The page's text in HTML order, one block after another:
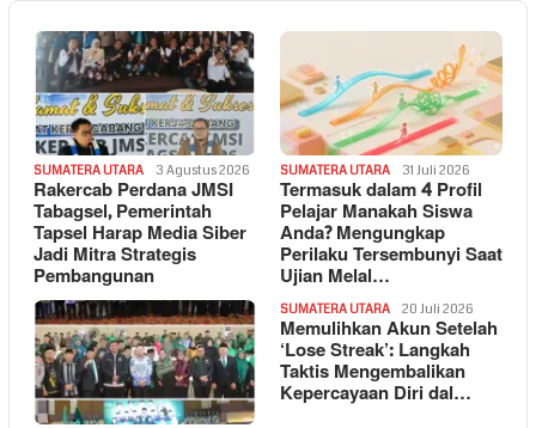
SUMATERA UTARA 3 Agustus 2026
Rakercab Perdana JMSI
Tabagsel, Pemerintah
Tapsel Harap Media Siber
Jadi Mitra Strategis
Pembangunan
SUMATERA UTARA 31 Juli 2026
Termasuk dalam 4 Profil
Pelajar Manakah Siswa
Anda? Mengungkap
Perilaku Tersembunyi Saat
Ujian Melal…
SUMATERA UTARA 20 Juli 2026
Memulihkan Akun Setelah
‘Lose Streak’: Langkah
Taktis Mengembalikan
Kepercayaan Diri dal…